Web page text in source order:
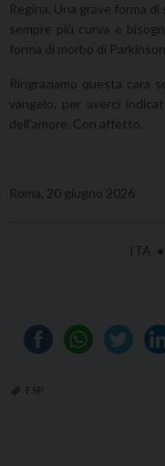
Regina. Una grave forma
sempre più curva e
forma di morbo di
Ringraziamo questa cara
vangelo, per averci
dell’amore. Con affetto.
Roma, 20 giugno 2026
ITA •
FSP